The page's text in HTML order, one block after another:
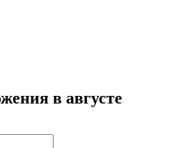
в августе